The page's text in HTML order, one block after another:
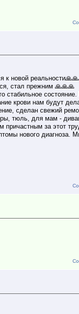
к новой
стал прежним 🙏🙏🙏
стабильное
крови нам будут
сделан свежий
тюль, для мам -
причастным за этот
нового диагноза.